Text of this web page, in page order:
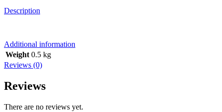
Description
Additional information
Weight 0.5 kg
Reviews (0)
Reviews
There are no reviews yet.